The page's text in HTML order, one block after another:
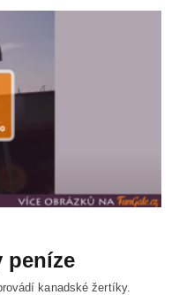
peníze
kanadské žertíky.